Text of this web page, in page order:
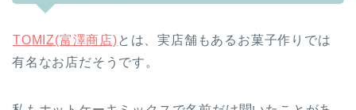
TOMIZ(富澤商店) とは、実店舗もあるお菓子作りでは
有名なお店だそうです。